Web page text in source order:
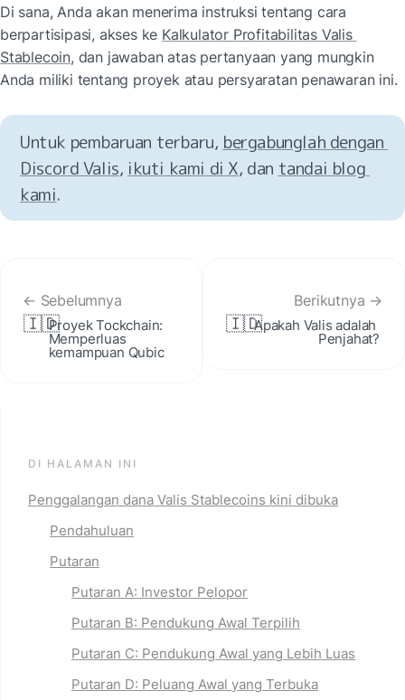
Di sana, Anda akan menerima instruksi tentang cara
berpartisipasi, akses ke Kalkulator Profitabilitas Valis
Stablecoin, dan jawaban atas pertanyaan yang mungkin
Anda miliki tentang proyek atau persyaratan penawaran ini.
Untuk pembaruan terbaru, bergabunglah dengan
Discord Valis, ikuti kami di X, dan tandai blog
kami.
← Sebelumnya
🇮🇩Proyek Tockchain:
Memperluas
kemampuan Qubic
Berikutnya →
🇮🇩Apakah Valis adalah
Penjahat?
DI HALAMAN INI
Penggalangan dana Valis Stablecoins kini dibuka
Pendahuluan
Putaran
Putaran A: Investor Pelopor
Putaran B: Pendukung Awal Terpilih
Putaran C: Pendukung Awal yang Lebih Luas
Putaran D: Peluang Awal yang Terbuka